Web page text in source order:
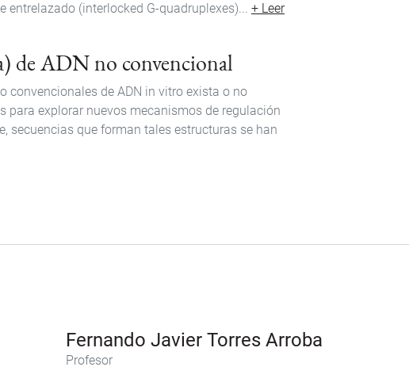
(interlocked G-quadruplexes)... + Leer
de ADN no convencional
convencionales de ADN in vitro exista o no
explorar nuevos mecanismos de regulación
secuencias que forman tales estructuras se han
Fernando Javier Torres Arroba
Profesor